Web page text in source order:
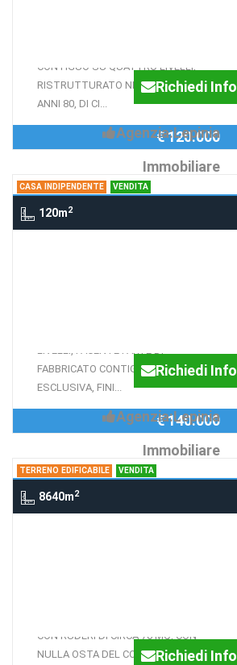
CONTIGUO SU QUATTRO LIVELLI,
RISTRUTTURATO NELLA META' DEGLI
ANNI 80, DI CI...
Richiedi Info
Agenzia:Lepinia
Immobiliare
€ 120.000
CASA INDIPENDENTE VENDITA
120m2
LIVELLI, FACENTE PARTE DI
FABBRICATO CONTIGUO, CON CORTE
ESCLUSIVA, FINI...
Richiedi Info
Agenzia:Lepinia
Immobiliare
€ 140.000
TERRENO EDIFICABILE VENDITA
8640m2
CON RUDERI DI CIRCA 70 MQ, CON
NULLA OSTA DEL COMUNE DI PATRICA
Richiedi Info